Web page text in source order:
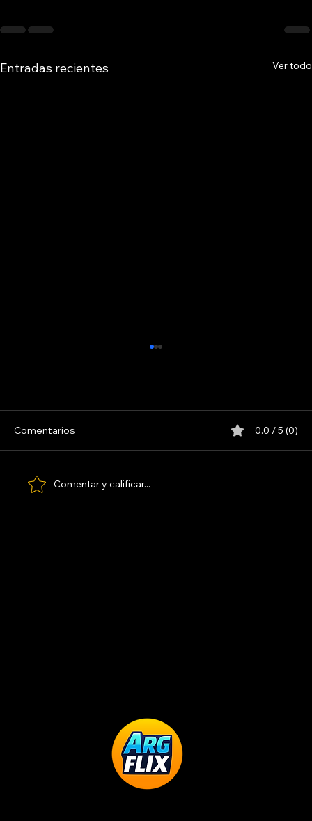
Entradas recientes Ver todo
Comentarios 0.0 / 5 (0)
Comentar y calificar...